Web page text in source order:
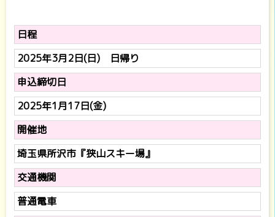
日程
2025年3月2日(日) 日帰り
申込締切日
2025年1月17日(金)
開催地
埼玉県所沢市『狭山スキー場』
交通機関
普通電車